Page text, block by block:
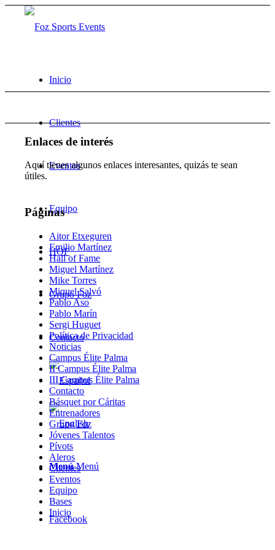
Inicio
Clientes
Eventos
Equipo
HOF
Grupo Foz
Contacto
Menú Menú
Facebook
Enlaces de interés
Aquí tienes algunos enlaces interesantes, quizás te sean
útiles.
Páginas
Aitor Etxeguren
Emilio Martínez
Hall of Fame
Miguel Martínez
Mike Torres
Miquel Salvó
Pablo Aso
Pablo Marín
Sergi Huguet
Política de Privacidad
Noticias
Campus Élite Palma
II Campus Élite Palma
III Campus Élite Palma
Contacto
Básquet por Cáritas
Entrenadores
Grupo Foz
Jóvenes Talentos
Pívots
Aleros
Clientes
Eventos
Equipo
Bases
Inicio